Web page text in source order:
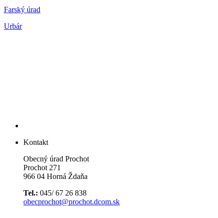
Farský úrad
Urbár
Kontakt
Obecný úrad Prochot
Prochot 271
966 04 Horná Ždaňa
Tel.: 045/ 67 26 838
obecprochot@prochot.dcom.sk